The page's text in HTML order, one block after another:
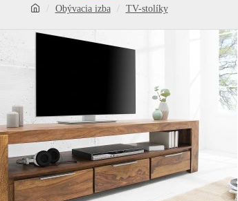
Obývacia izba TV-stolíky